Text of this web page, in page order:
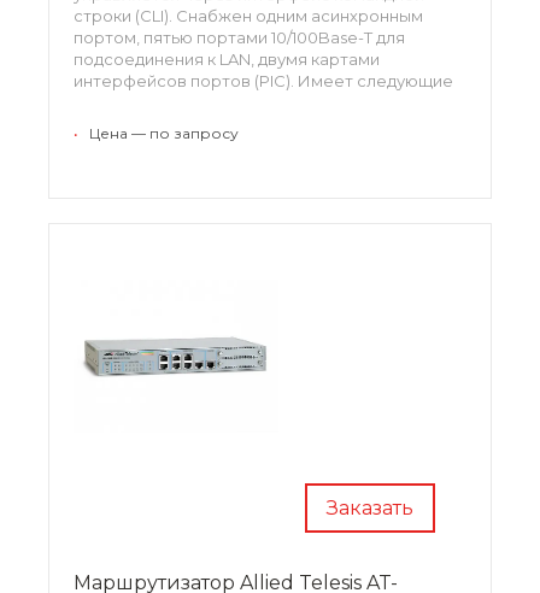
строки (CLI). Снабжен одним асинхронным
портом, пятью портами 10/100Base-T для
подсоединения к LAN, двумя картами
интерфейсов портов (PIC). Имеет следующие
• Цена — по запросу
Заказать
Маршрутизатор Allied Telesis AT-